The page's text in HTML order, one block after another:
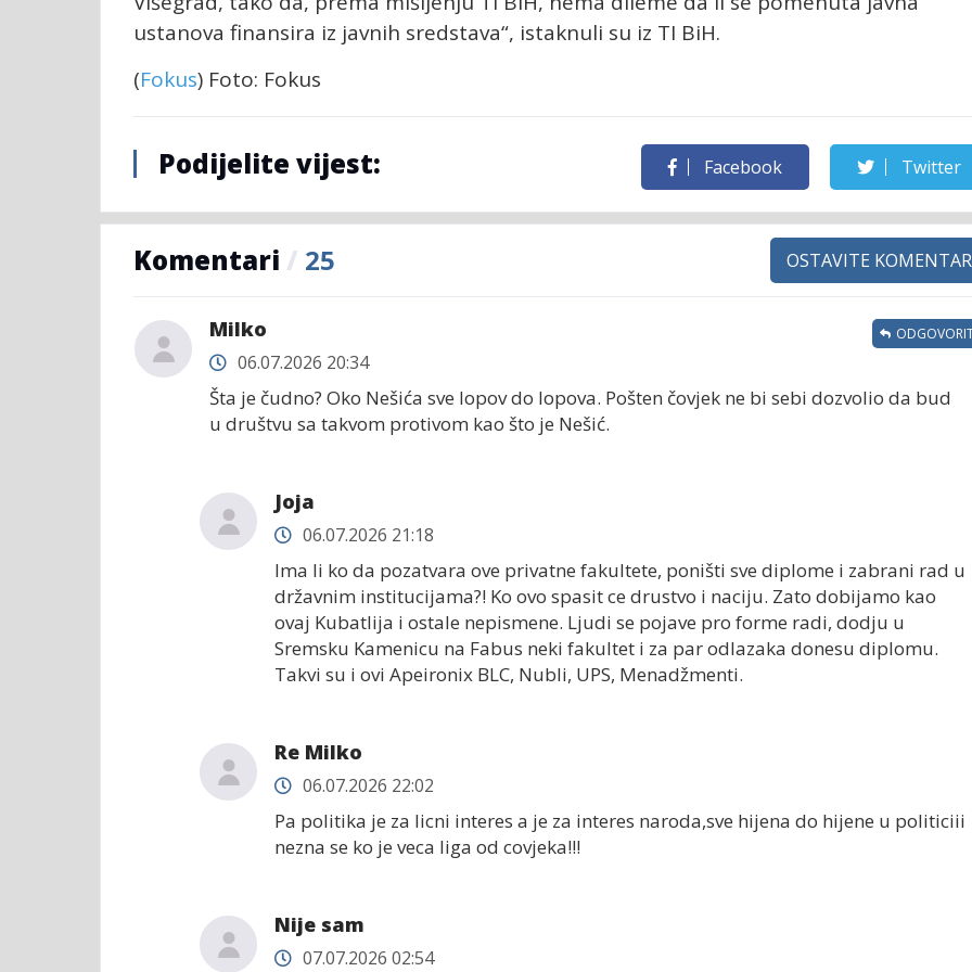
ustanova finansira iz javnih sredstava“, istaknuli su iz TI BiH.
(Fokus) Foto: Fokus
Podijelite vijest: Facebook Twitter
Komentari / 25 OSTAVITE KOMENTAR
Milko
06.07.2026 20:34
Šta je čudno? Oko Nešića sve lopov do lopova. Pošten čovjek ne bi sebi dozvolio da bud
u društvu sa takvom protivom kao što je Nešić.
Joja
06.07.2026 21:18
Ima li ko da pozatvara ove privatne fakultete, poništi sve diplome i zabrani rad u
državnim institucijama?! Ko ovo spasit ce drustvo i naciju. Zato dobijamo kao
ovaj Kubatlija i ostale nepismene. Ljudi se pojave pro forme radi, dodju u
Sremsku Kamenicu na Fabus neki fakultet i za par odlazaka donesu diplomu.
Takvi su i ovi Apeironix BLC, Nubli, UPS, Menadžmenti.
Re Milko
06.07.2026 22:02
Pa politika je za licni interes a je za interes naroda,sve hijena do hijene u politiciii
nezna se ko je veca liga od covjeka!!!
Nije sam
07.07.2026 02:54